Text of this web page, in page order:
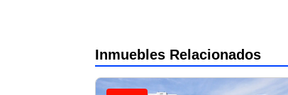
Inmuebles Relacionados